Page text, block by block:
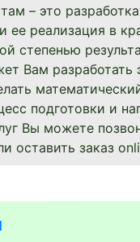
– это
ее реализация в
степенью
Вам разработать
подготовки и
Вы можете
оставить заказ